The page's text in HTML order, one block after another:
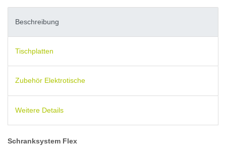
Beschreibung
Tischplatten
Zubehör Elektrotische
Weitere Details
Schranksystem Flex